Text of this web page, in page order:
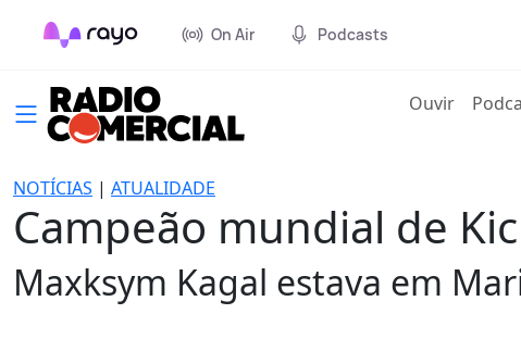
On Air Podcasts
Ouvir
NOTÍCIAS | ATUALIDADE
Campeão mundial de
Maxksym Kagal estava em